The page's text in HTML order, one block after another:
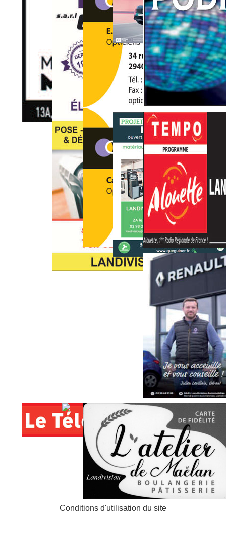
Conditions d'utilisation du site